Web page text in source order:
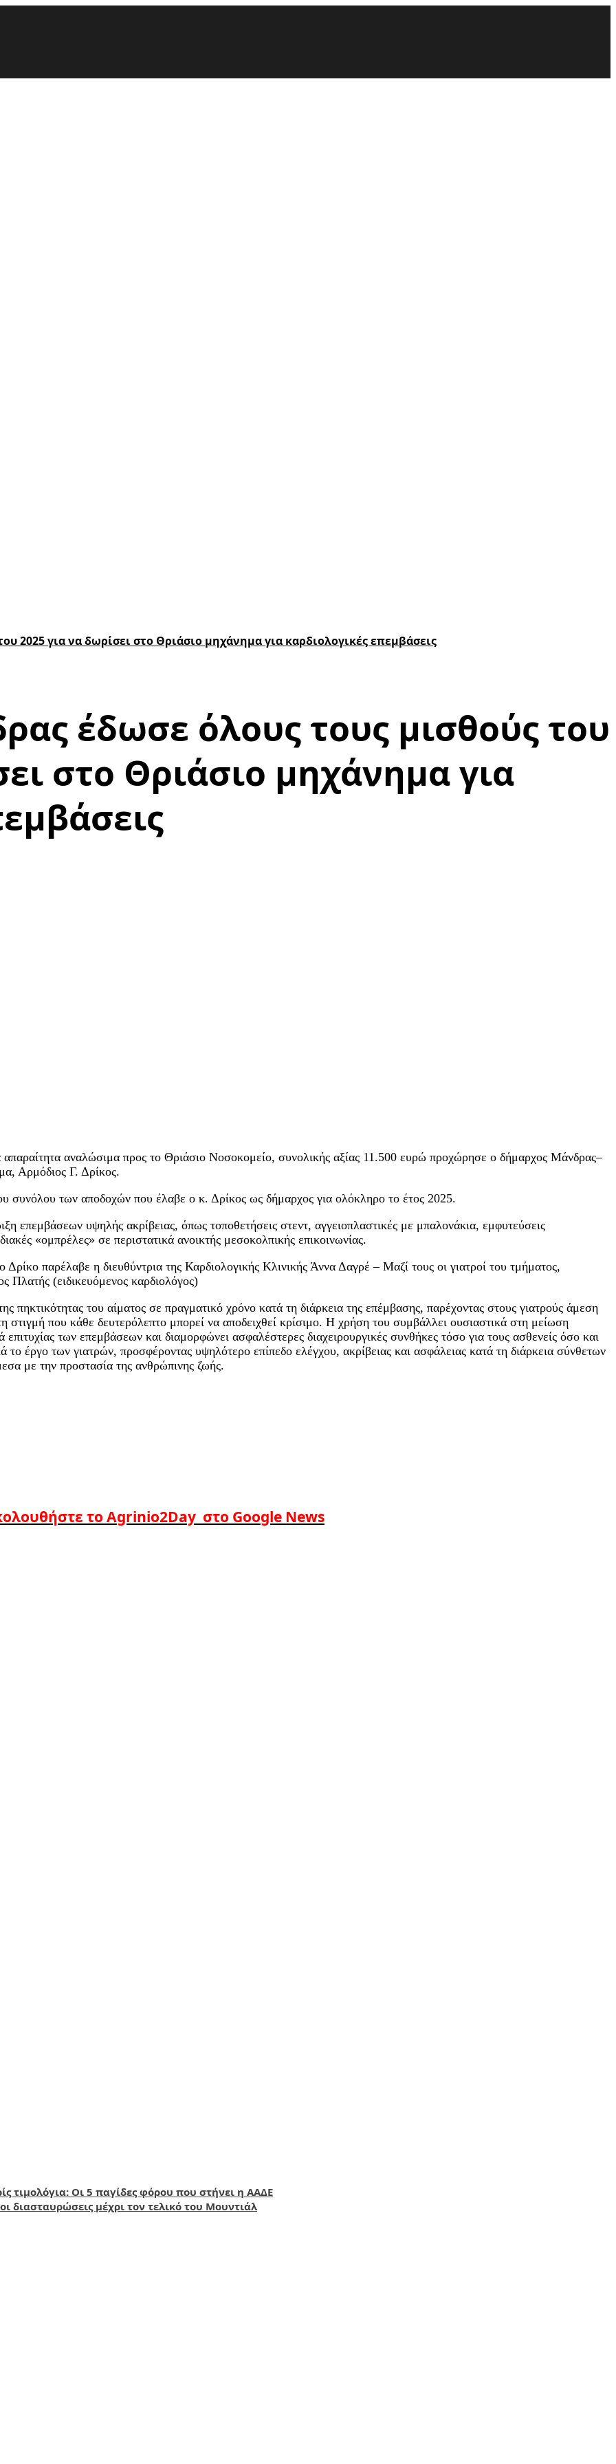
2025 για να δωρίσει στο Θριάσιο μηχάνημα για καρδιολογικές επεμβάσεις
έδωσε όλους τους μισθούς του
στο Θριάσιο μηχάνημα για
απαραίτητα αναλώσιμα προς το Θριάσιο Νοσοκομείο, συνολικής αξίας 11.500 ευρώ προχώρησε ο δήμαρχος Μάνδρας–
Αρμόδιος Γ. Δρίκος.
συνόλου των αποδοχών που έλαβε ο κ. Δρίκος ως δήμαρχος για ολόκληρο το έτος 2025.
επεμβάσεων υψηλής ακρίβειας, όπως τοποθετήσεις στεντ, αγγειοπλαστικές με μπαλονάκια, εμφυτεύσεις
«ομπρέλες» σε περιστατικά ανοικτής μεσοκολπικής επικοινωνίας.
παρέλαβε η διευθύντρια της Καρδιολογικής Κλινικής Άννα Δαγρέ – Μαζί τους οι γιατροί του τμήματος,
Πλατής (ειδικευόμενος καρδιολόγος)
πηκτικότητας του αίματος σε πραγματικό χρόνο κατά τη διάρκεια της επέμβασης, παρέχοντας στους γιατρούς άμεση
στιγμή που κάθε δευτερόλεπτο μπορεί να αποδειχθεί κρίσιμο. Η χρήση του συμβάλλει ουσιαστικά στη μείωση
των επεμβάσεων και διαμορφώνει ασφαλέστερες διαχειρουργικές συνθήκες τόσο για τους ασθενείς όσο και
το έργο των γιατρών, προσφέροντας υψηλότερο επίπεδο ελέγχου, ακρίβειας και ασφάλειας κατά τη διάρκεια σύνθετων
με την προστασία της ανθρώπινης ζωής.
το Agrinio2Day στο Google News
τιμολόγια: Οι 5 παγίδες φόρου που στήνει η ΑΑΔΕ
διασταυρώσεις μέχρι τον τελικό του Μουντιάλ